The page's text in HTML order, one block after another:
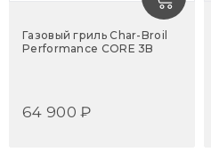
Газовый гриль Char-Broil
Performance CORE 3B
64 900 ₽